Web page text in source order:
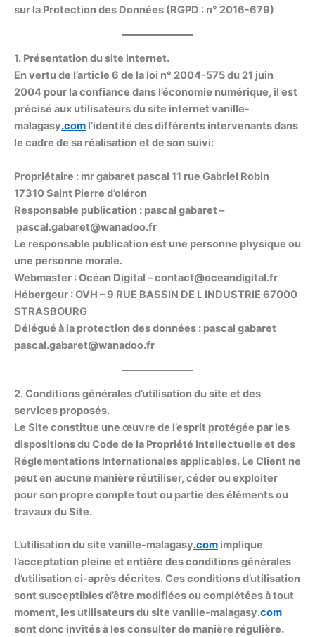
sur la Protection des Données (RGPD : n° 2016-679)
1. Présentation du site internet.
En vertu de l’article 6 de la loi n° 2004-575 du 21 juin
2004 pour la confiance dans l’économie numérique, il est
précisé aux utilisateurs du site internet vanille-
malagasy.com l’identité des différents intervenants dans
le cadre de sa réalisation et de son suivi:
Propriétaire : mr gabaret pascal 11 rue Gabriel Robin
17310 Saint Pierre d’oléron
Responsable publication : pascal gabaret –
pascal.gabaret@wanadoo.fr
Le responsable publication est une personne physique ou
une personne morale.
Webmaster : Océan Digital – contact@oceandigital.fr
Hébergeur : OVH – 9 RUE BASSIN DE L INDUSTRIE 67000
STRASBOURG
Délégué à la protection des données : pascal gabaret
pascal.gabaret@wanadoo.fr
2. Conditions générales d’utilisation du site et des
services proposés.
Le Site constitue une œuvre de l’esprit protégée par les
dispositions du Code de la Propriété Intellectuelle et des
Réglementations Internationales applicables. Le Client ne
peut en aucune manière réutiliser, céder ou exploiter
pour son propre compte tout ou partie des éléments ou
travaux du Site.
L’utilisation du site vanille-malagasy.com implique
l’acceptation pleine et entière des conditions générales
d’utilisation ci-après décrites. Ces conditions d’utilisation
sont susceptibles d’être modifiées ou complétées à tout
moment, les utilisateurs du site vanille-malagasy.com
sont donc invités à les consulter de manière régulière.